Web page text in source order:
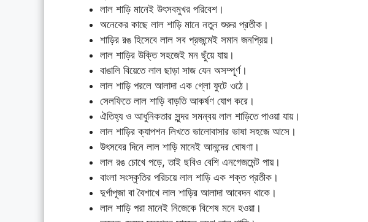
লাল শাড়ি মানেই উৎসবমুখর পরিবেশ।
অনেকের কাছে লাল শাড়ি মানে নতুন শুরুর প্রতীক।
শাড়ির রঙ হিসেবে লাল সব প্রজন্মেই সমান জনপ্রিয়।
লাল শাড়ির উক্তি সহজেই মন ছুঁয়ে যায়।
বাঙালি বিয়েতে লাল ছাড়া সাজ যেন অসম্পূর্ণ।
লাল শাড়ি পরলে আলাদা এক গ্লো ফুটে ওঠে।
সেলফিতে লাল শাড়ি বাড়তি আকর্ষণ যোগ করে।
ঐতিহ্য ও আধুনিকতার সুন্দর সমন্বয় লাল শাড়িতে পাওয়া যায়।
লাল শাড়ির ক্যাপশন লিখতে ভালোবাসার ভাষা সহজে আসে।
উৎসবের দিনে লাল শাড়ি মানেই আনন্দের ঘোষণা।
লাল রঙ চোখে পড়ে, তাই ছবিও বেশি এনগেজমেন্ট পায়।
বাংলা সংস্কৃতির পরিচয়ে লাল শাড়ি এক শক্ত প্রতীক।
দুর্গাপূজা বা বৈশাখে লাল শাড়ির আলাদা আবেদন থাকে।
লাল শাড়ি পরা মানেই নিজেকে বিশেষ মনে হওয়া।